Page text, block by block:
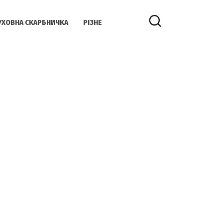
СКАРБНИЧКА РІЗНЕ